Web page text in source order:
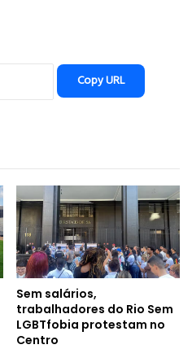
Copy URL
Sem salários,
trabalhadores do Rio Sem
LGBTfobia protestam no
Centro